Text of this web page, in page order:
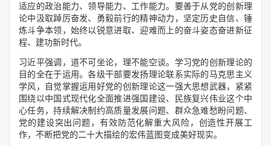
适应的政治能力、领导能力、工作能力。要善于从党的创新理
论中汲取踔厉奋发、勇毅前行的精神动力，坚定历史自信、锤
炼斗争本领，始终以锐意进取、迎难而上的奋斗姿态奋进新征
程、建功新时代。
习近平强调，道不可坐论，理不能空谈。学习党的创新理论的
目的全在于运用。各级干部要发扬理论联系实际的马克思主义
学风，自觉掌握运用好党的创新理论这一强大思想武器，紧紧
围绕以中国式现代化全面推进强国建设、民族复兴伟业这个中
心任务，持续解决制约高质量发展问题、群众急难愁盼问题、
党的建设突出问题，有效防范化解重大风险，创造性开展工
作，不断把党的二十大描绘的宏伟蓝图变成美好现实。